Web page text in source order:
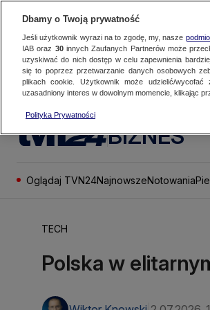
BIZNES
Oglądaj TVN24NajnowszeNotowania
TECH
Polska w
Dbamy o Twoją prywatność
Jeśli użytkownik wyrazi na to zgodę, my, nasze
IAB oraz 30innych Zaufanych Partnerów może
uzyskiwać do nich dostęp w celu zapewnienia
się to poprzez przetwarzanie danych osobowych
plikach cookie. Użytkownik może udzielić/
uzasadniony interes w dowolnym momencie, klikając
Polityka Prywatności